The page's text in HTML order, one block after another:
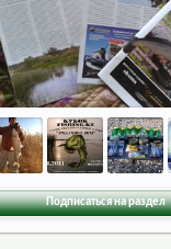
Подписаться на раздел